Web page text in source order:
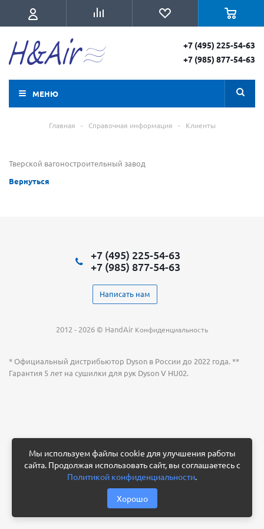
+7 (495) 225-54-63
+7 (985) 877-54-63
МЕНЮ
Главная - Справочная информация - Клиенты
Тверской вагоностроительный завод
Вернуться
+7 (495) 225-54-63
+7 (985) 877-54-63
Написать нам
2012 - 2026 © HandAir Конфиденциальность
* Официальный дистрибьютор Dyson в России до 2022 года. **
Гарантия 5 лет на сушилки для рук Dyson V HU02.
Мы используем файлы cookie для улучшения работы
сайта. Продолжая использовать сайт, вы соглашаетесь с
Политикой конфиденциальности.
Хорошо